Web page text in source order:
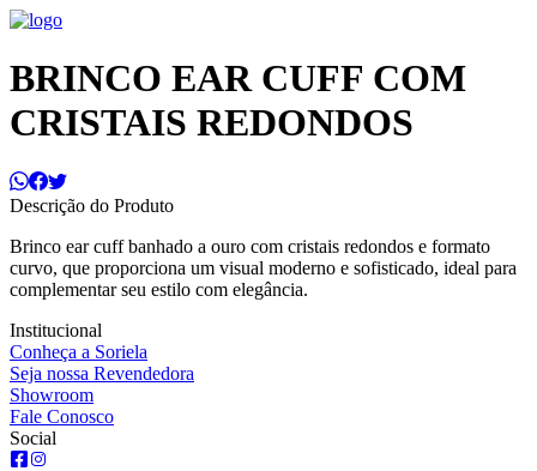
BRINCO EAR CUFF COM
CRISTAIS REDONDOS
Descrição do Produto
Brinco ear cuff banhado a ouro com cristais redondos e formato
curvo, que proporciona um visual moderno e sofisticado, ideal para
complementar seu estilo com elegância.
Institucional
Conheça a Soriela
Seja nossa Revendedora
Showroom
Fale Conosco
Social